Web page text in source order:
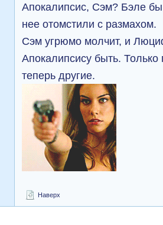
Апокалипсис, Сэм? Бэле
нее отомстили с размахом.
Сэм угрюмо молчит, и
Апокалипсису быть.
теперь другие.
Наверх